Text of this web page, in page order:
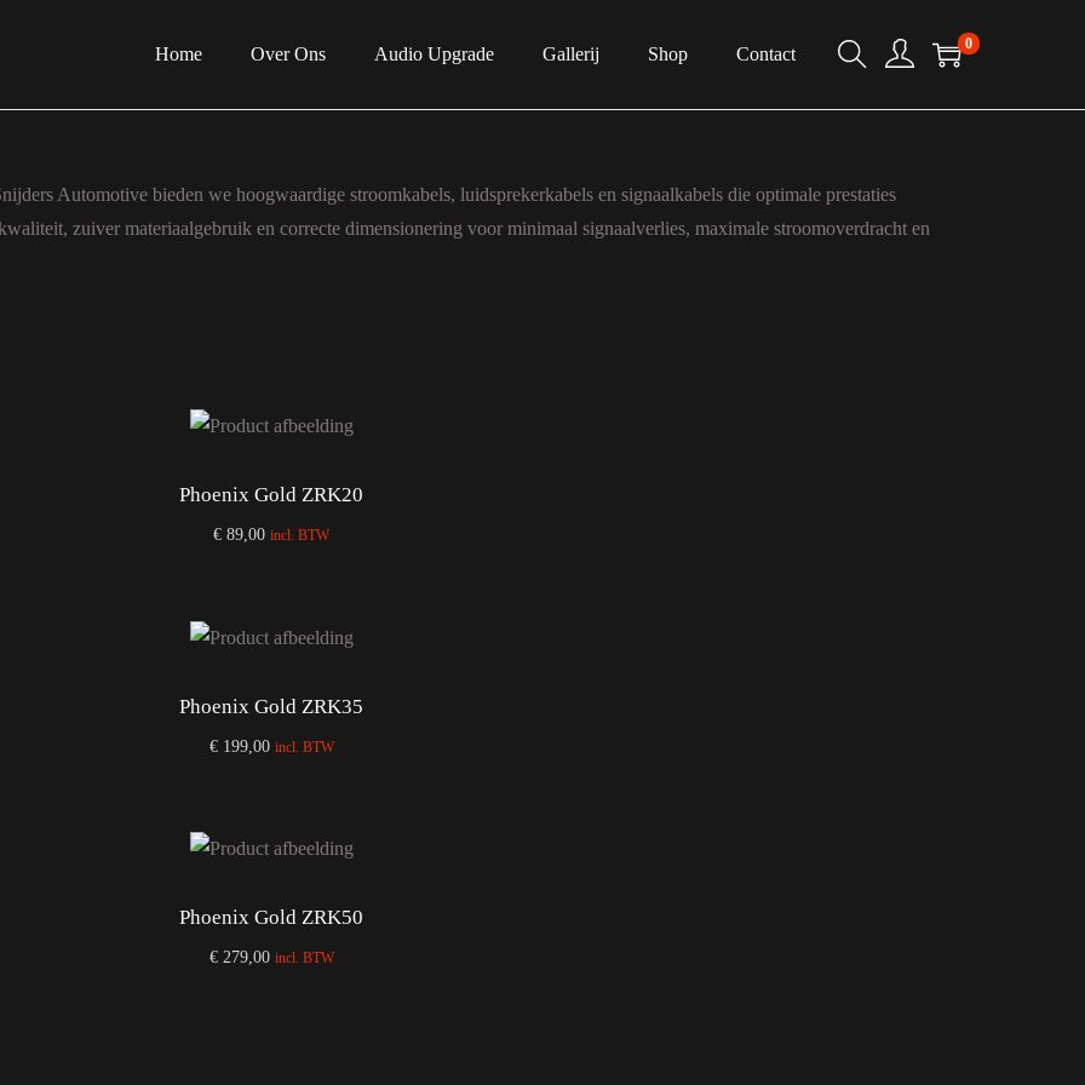
Home Over Ons Audio Upgrade Gallerij Shop Contact 0
Automotive bieden we hoogwaardige stroomkabels, luidsprekerkabels en signaalkabels die optimale prestaties
zuiver materiaalgebruik en correcte dimensionering voor minimaal signaalverlies, maximale stroomoverdracht en
Phoenix Gold ZRK20
€ 89,00 incl. BTW
Phoenix Gold ZRK35
€199,00 incl. BTW
Phoenix Gold ZRK50
€279,00 incl. BTW